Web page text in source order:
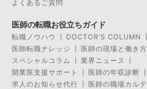
よくあるご質問
医師の転職お役立ちガイド
転職ノウハウ
DOCTOR’S COLUMN
医師転職ナレッジ
医師の現場と働き方
スペシャルコラム
業界ニュース
開業医支援サポート
医師の年収診断
求人のお知らせ代行
医師の職場カルテ